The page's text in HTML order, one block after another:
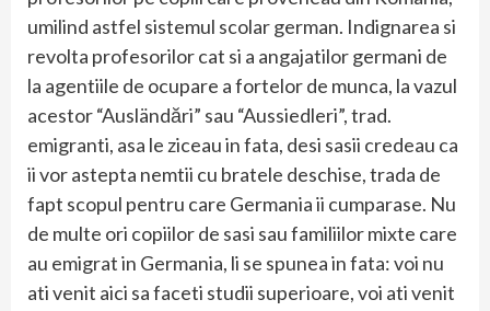
umilind astfel sistemul scolar german. Indignarea si
revolta profesorilor cat si a angajatilor germani de
la agentiile de ocupare a fortelor de munca, la vazul
acestor “Ausländări” sau “Aussiedleri”, trad.
emigranti, asa le ziceau in fata, desi sasii credeau ca
ii vor astepta nemtii cu bratele deschise, trada de
fapt scopul pentru care Germania ii cumparase. Nu
de multe ori copiilor de sasi sau familiilor mixte care
au emigrat in Germania, li se spunea in fata: voi nu
ati venit aici sa faceti studii superioare, voi ati venit